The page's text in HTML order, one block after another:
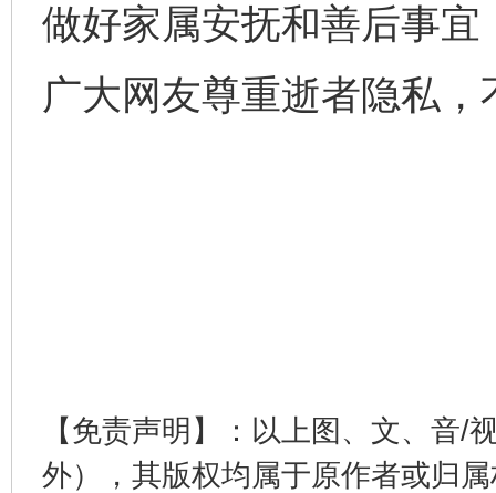
做好家属安抚和善后事
广大网友尊重逝者隐私
【免责声明】：以上图、文、音/
外），其版权均属于原作者或归